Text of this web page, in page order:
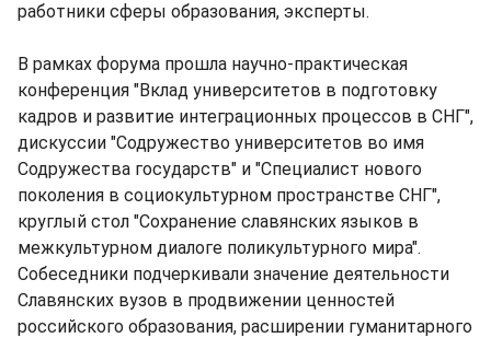
работники сферы образования, эксперты.
В рамках форума прошла научно-практическая
конференция "Вклад университетов в подготовку
кадров и развитие интеграционных процессов в СНГ",
дискуссии "Содружество университетов во имя
Содружества государств" и "Специалист нового
поколения в социокультурном пространстве СНГ",
круглый стол "Сохранение славянских языков в
межкультурном диалоге поликультурного мира".
Собеседники подчеркивали значение деятельности
Славянских вузов в продвижении ценностей
российского образования, расширении гуманитарного